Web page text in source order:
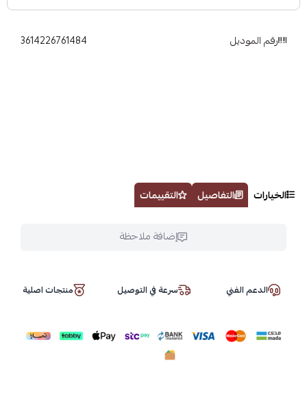
رقم الموديل 3614226761484
الخيارات التفاصيل التقييمات
إضافة ملاحظة
الدعم الفني سرعة في التوصيل منتجات اصلية